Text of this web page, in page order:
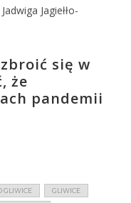
Jagiełło-
się w
że
pandemii
GLIWICE GLIWICE